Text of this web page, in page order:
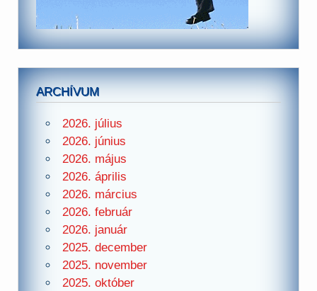
ARCHÍVUM
2026. július
2026. június
2026. május
2026. április
2026. március
2026. február
2026. január
2025. december
2025. november
2025. október